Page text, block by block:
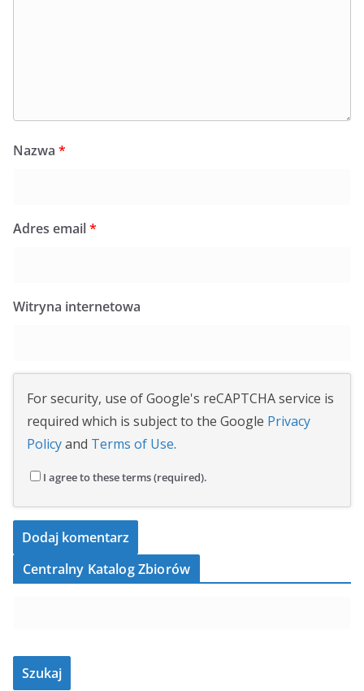
Nazwa *
Adres email*
Witryna internetowa
For security, use of Google's reCAPTCHA service is
required which is subject to the Google Privacy
Policyand Terms of Use.
I agree to these terms (required).
Centralny Katalog Zbiorów